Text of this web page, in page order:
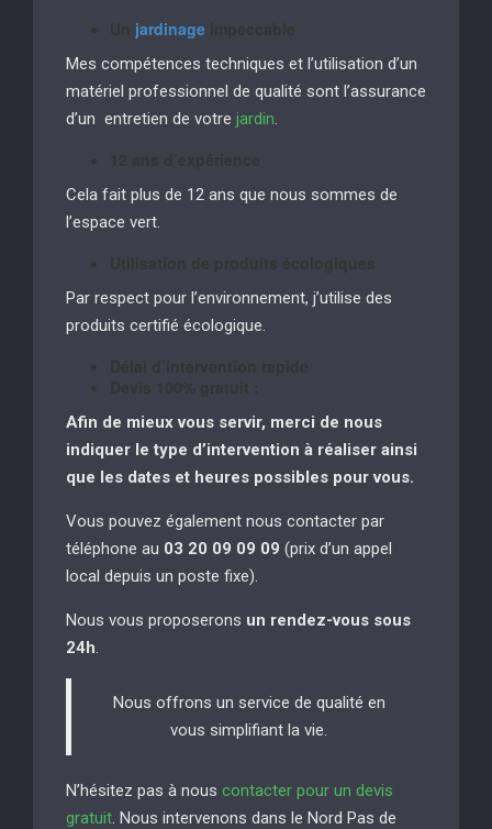
jardinage
Mes compétences techniques et l’utilisation d’un
matériel professionnel de qualité sont l’assurance
d’un entretien de votre jardin.
Cela fait plus de 12 ans que nous sommes de
l’espace vert.
Par respect pour l’environnement, j’utilise des
produits certifié écologique.
Afin de mieux vous servir, merci de nous
indiquer le type d’intervention à réaliser ainsi
que les dates et heures possibles pour vous.
Vous pouvez également nous contacter par
téléphone au 03 20 09 09 09 (prix d’un appel
local depuis un poste fixe).
Nous vous proposerons un rendez-vous sous
24h.
Nous offrons un service de qualité en
vous simplifiant la vie.
N’hésitez pas à nous contacter pour un devis
gratuit. Nous intervenons dans le Nord Pas de